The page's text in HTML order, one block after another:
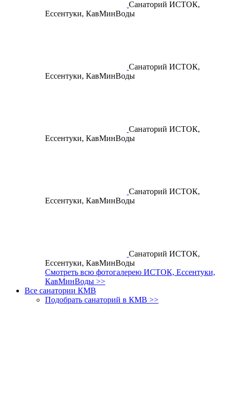
Санаторий ИСТОК,
Ессентуки, КавМинВоды
Санаторий ИСТОК,
Ессентуки, КавМинВоды
Санаторий ИСТОК,
Ессентуки, КавМинВоды
Санаторий ИСТОК,
Ессентуки, КавМинВоды
Санаторий ИСТОК,
Ессентуки, КавМинВоды
Смотреть всю фотогалерею ИСТОК, Ессентуки,
КавМинВоды >>
Все санатории КМВ
Подобрать санаторий в КМВ >>